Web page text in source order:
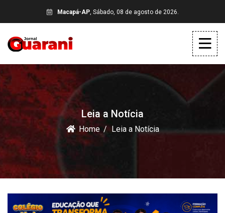
Macapá-AP, Sábado, 08 de agosto de 2026.
Leia a Notícia
Home Leia a Notícia